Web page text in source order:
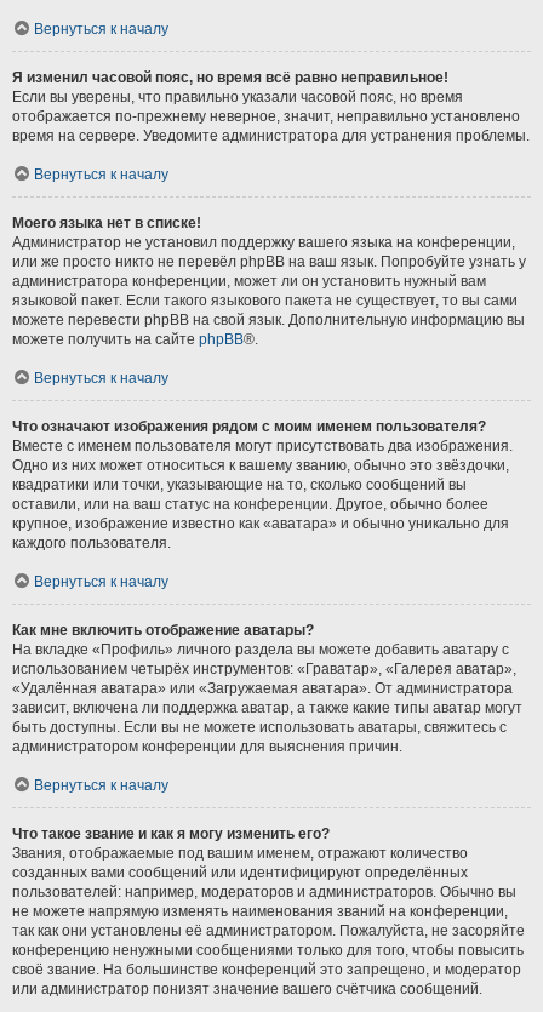
Вернуться к началу
Я изменил часовой пояс, но время всё равно неправильное!
Если вы уверены, что правильно указали часовой пояс, но время
отображается по-прежнему неверное, значит, неправильно установлено
время на сервере. Уведомите администратора для устранения проблемы.
Вернуться к началу
Моего языка нет в списке!
Администратор не установил поддержку вашего языка на конференции,
или же просто никто не перевёл phpBB на ваш язык. Попробуйте узнать у
администратора конференции, может ли он установить нужный вам
языковой пакет. Если такого языкового пакета не существует, то вы сами
можете перевести phpBB на свой язык. Дополнительную информацию вы
можете получить на сайте phpBB®.
Вернуться к началу
Что означают изображения рядом с моим именем пользователя?
Вместе с именем пользователя могут присутствовать два изображения.
Одно из них может относиться к вашему званию, обычно это звёздочки,
квадратики или точки, указывающие на то, сколько сообщений вы
оставили, или на ваш статус на конференции. Другое, обычно более
крупное, изображение известно как «аватара» и обычно уникально для
каждого пользователя.
Вернуться к началу
Как мне включить отображение аватары?
На вкладке «Профиль» личного раздела вы можете добавить аватару с
использованием четырёх инструментов: «Граватар», «Галерея аватар»,
«Удалённая аватара» или «Загружаемая аватара». От администратора
зависит, включена ли поддержка аватар, а также какие типы аватар могут
быть доступны. Если вы не можете использовать аватары, свяжитесь с
администратором конференции для выяснения причин.
Вернуться к началу
Что такое звание и как я могу изменить его?
Звания, отображаемые под вашим именем, отражают количество
созданных вами сообщений или идентифицируют определённых
пользователей: например, модераторов и администраторов. Обычно вы
не можете напрямую изменять наименования званий на конференции,
так как они установлены её администратором. Пожалуйста, не засоряйте
конференцию ненужными сообщениями только для того, чтобы повысить
своё звание. На большинстве конференций это запрещено, и модератор
или администратор понизят значение вашего счётчика сообщений.